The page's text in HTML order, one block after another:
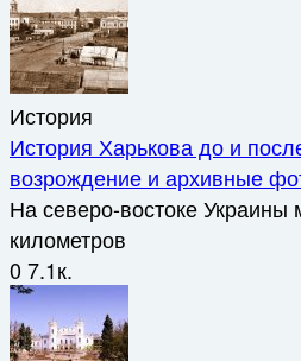
История
История Харькова до и
возрождение и архивные
На северо-востоке
километров
07.1к.